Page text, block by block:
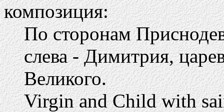
композиция:
По сторонам
слева - Димитрия,
Великого.
Virgin and Child with